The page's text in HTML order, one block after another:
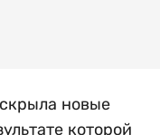
новые
которой